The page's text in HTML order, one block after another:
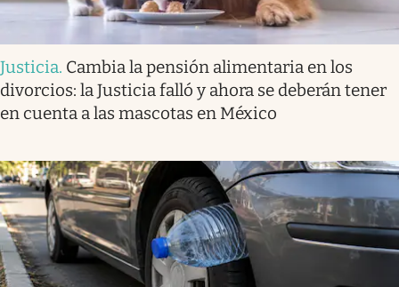
Justicia. Cambia la pensión alimentaria en los
divorcios: la Justicia falló y ahora se deberán tener
en cuenta a las mascotas en México